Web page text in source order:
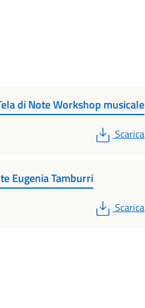
di Note Workshop musicale
PDF
Scarica
Eugenia Tamburri
PDF
Scarica